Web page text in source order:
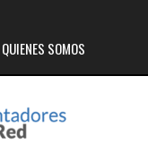
QUIENES SOMOS